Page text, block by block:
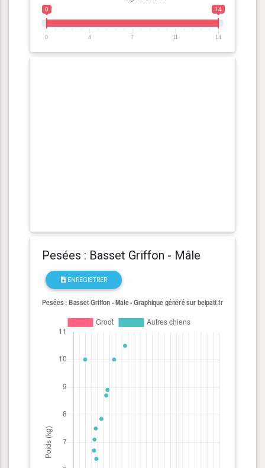
0 14
0 4 7 11 14
Pesées : Basset Griffon - Mâle
ENREGISTRER